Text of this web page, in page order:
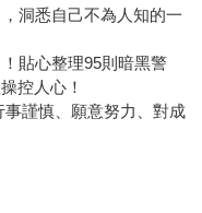
洞悉自己不為人知的一
貼心整理95則暗黑警
控人心！
謹慎、願意努力、對成